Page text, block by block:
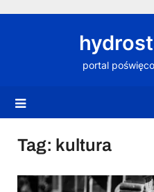
portal
Tag: kultura